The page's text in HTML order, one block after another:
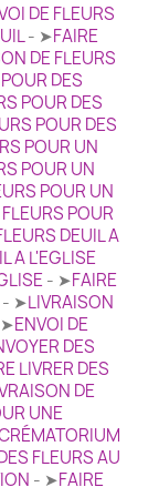
DE FLEURS
- ➤FAIRE
DE FLEURS
DES
POUR DES
POUR DES
POUR UN
POUR UN
POUR UN
POUR
DEUIL A
A L'EGLISE
- ➤FAIRE
- ➤LIVRAISON
ENVOI DE
DES
LIVRER DES
DE
UNE
FLEURS AU
- ➤FAIRE